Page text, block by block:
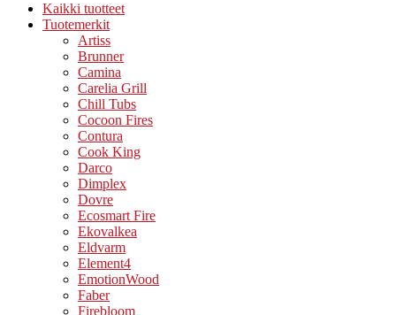
Kaikki tuotteet
Tuotemerkit
Artiss
Brunner
Camina
Carelia Grill
Chill Tubs
Cocoon Fires
Contura
Cook King
Darco
Dimplex
Dovre
Ecosmart Fire
Ekovalkea
Eldvarm
Element4
EmotionWood
Faber
Firebloom